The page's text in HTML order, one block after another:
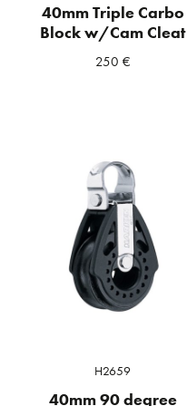
40mm Triple Carbo
Block w/Cam Cleat
250 €
H2659
40mm 90 degree